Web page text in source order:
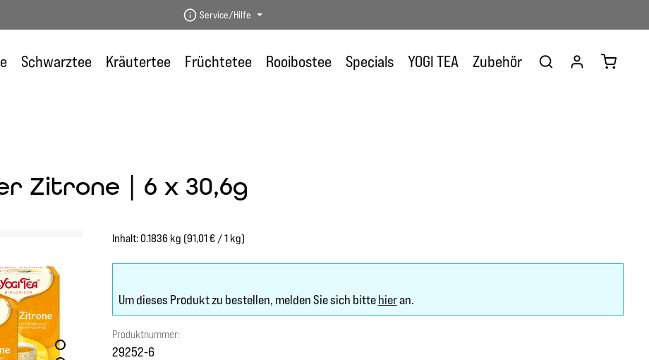
Service/Hilfe
Schwarztee Kräutertee Früchtetee Rooibostee Specials YOGI TEA Zubehör
Zitrone | 6 x 30,6g
Inhalt:0.1836 kg (91,01 € / 1 kg)
Um dieses Produkt zu bestellen, melden Sie sich bittehieran.
Produktnummer:
29252-6